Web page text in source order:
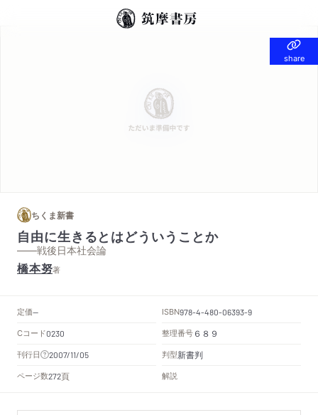
share
share
ちくま新書
自由に生きるとはどういうことか
——戦後日本社会論
橋本努著
定価-- ISBN978-4-480-06393-9
Cコード0230 整理番号 ６８９
刊行日 2007/11/05 判型新書判
ページ数272頁 解説